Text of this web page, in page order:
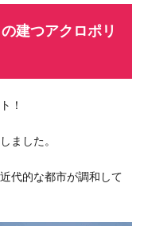
建つアクロポリ
！
ました。
代的な都市が調和して